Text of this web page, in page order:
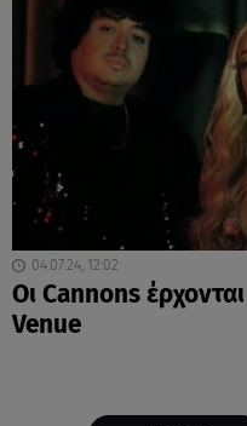
04.07.24, 12:02
Οι Cannons
Venue